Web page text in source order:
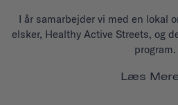
I år samarbejder vi med en lokal
elsker, Healthy Active Streets, og
program.
Læs